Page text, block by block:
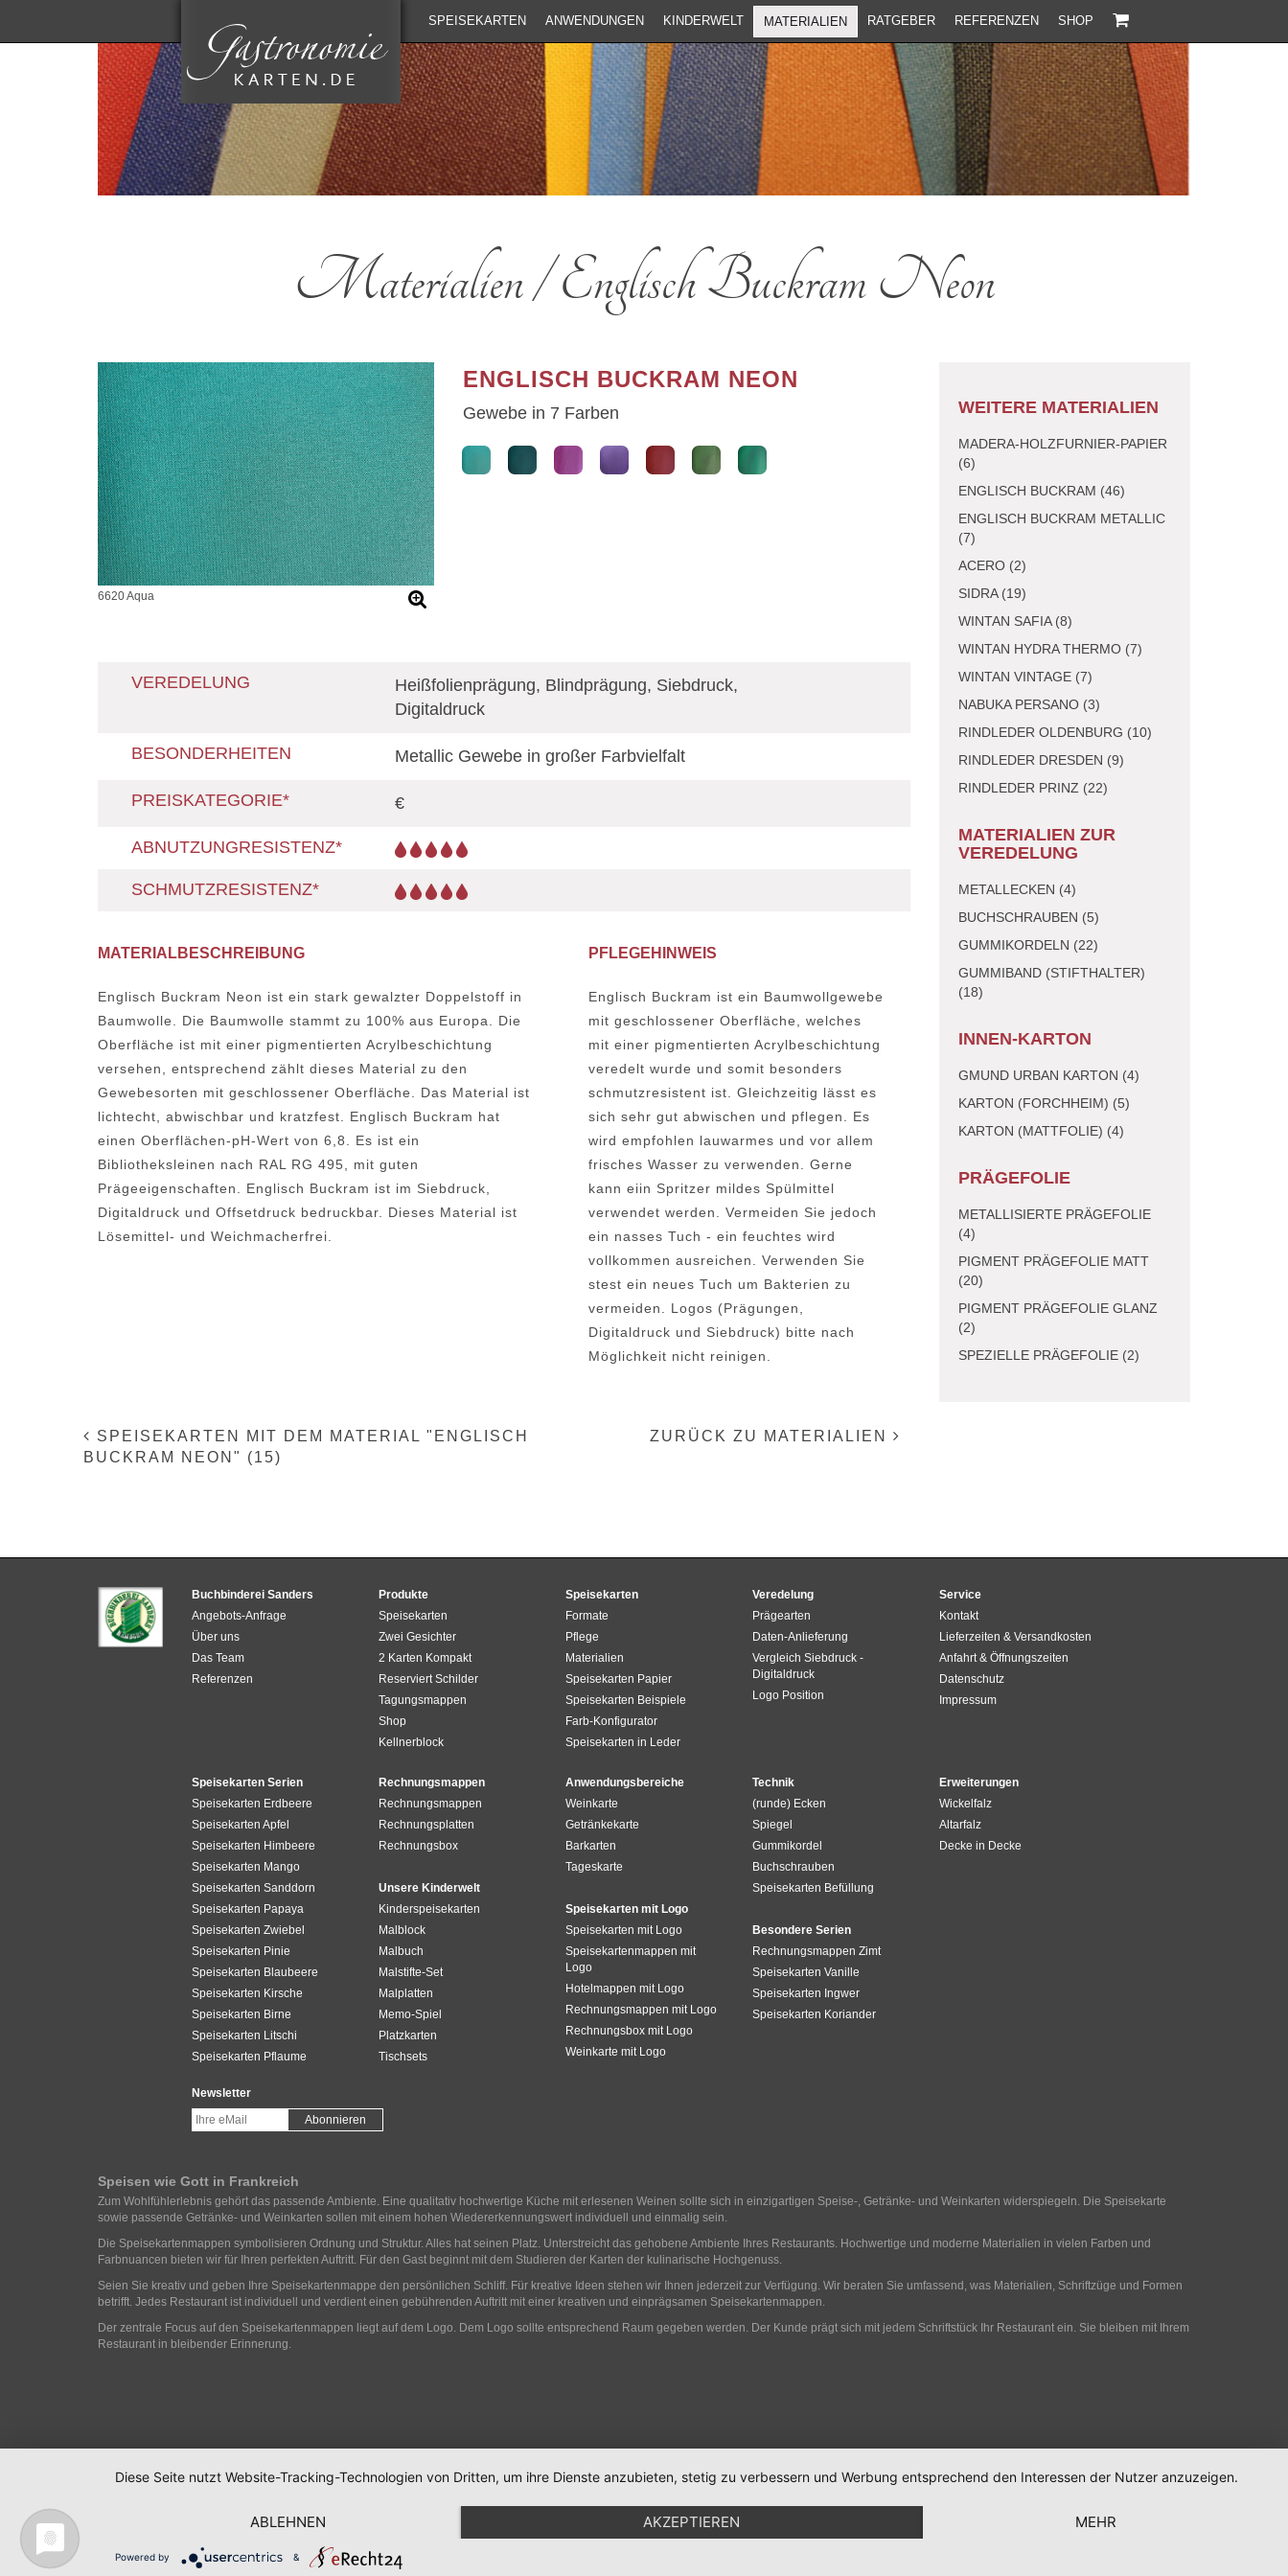
SPEISEKARTEN ANWENDUNGEN KINDERWELT MATERIALIEN RATGEBER REFERENZEN SHOP
Materialien / Englisch Buckram Neon
6620 Aqua
ENGLISCH BUCKRAM NEON
Gewebe in 7 Farben
VEREDELUNG
Heißfolienprägung, Blindprägung, Siebdruck,
Digitaldruck
BESONDERHEITEN Metallic Gewebe in großer Farbvielfalt
PREISKATEGORIE* €
ABNUTZUNGRESISTENZ*
SCHMUTZRESISTENZ*
MATERIALBESCHREIBUNG
Englisch Buckram Neon ist ein stark gewalzter Doppelstoff in
Baumwolle. Die Baumwolle stammt zu 100% aus Europa. Die
Oberfläche ist mit einer pigmentierten Acrylbeschichtung
versehen, entsprechend zählt dieses Material zu den
Gewebesorten mit geschlossener Oberfläche. Das Material ist
lichtecht, abwischbar und kratzfest. Englisch Buckram hat
einen Oberflächen-pH-Wert von 6,8. Es ist ein
Bibliotheksleinen nach RAL RG 495, mit guten
Prägeeigenschaften. Englisch Buckram ist im Siebdruck,
Digitaldruck und Offsetdruck bedruckbar. Dieses Material ist
Lösemittel- und Weichmacherfrei.
PFLEGEHINWEIS
Englisch Buckram ist ein Baumwollgewebe
mit geschlossener Oberfläche, welches
mit einer pigmentierten Acrylbeschichtung
veredelt wurde und somit besonders
schmutzresistent ist. Gleichzeitig lässt es
sich sehr gut abwischen und pflegen. Es
wird empfohlen lauwarmes und vor allem
frisches Wasser zu verwenden. Gerne
kann eiin Spritzer mildes Spülmittel
verwendet werden. Vermeiden Sie jedoch
ein nasses Tuch - ein feuchtes wird
vollkommen ausreichen. Verwenden Sie
stest ein neues Tuch um Bakterien zu
vermeiden. Logos (Prägungen,
Digitaldruck und Siebdruck) bitte nach
Möglichkeit nicht reinigen.
SPEISEKARTEN MIT DEM MATERIAL "ENGLISCH
BUCKRAM NEON" (15)
ZURÜCK ZU MATERIALIEN
WEITERE MATERIALIEN
MADERA-HOLZFURNIER-PAPIER
(6)
ENGLISCH BUCKRAM (46)
ENGLISCH BUCKRAM METALLIC
(7)
ACERO (2)
SIDRA (19)
WINTAN SAFIA (8)
WINTAN HYDRA THERMO (7)
WINTAN VINTAGE (7)
NABUKA PERSANO (3)
RINDLEDER OLDENBURG (10)
RINDLEDER DRESDEN (9)
RINDLEDER PRINZ (22)
MATERIALIEN ZUR
VEREDELUNG
METALLECKEN (4)
BUCHSCHRAUBEN (5)
GUMMIKORDELN (22)
GUMMIBAND (STIFTHALTER)
(18)
INNEN-KARTON
GMUND URBAN KARTON (4)
KARTON (FORCHHEIM) (5)
KARTON (MATTFOLIE) (4)
PRÄGEFOLIE
METALLISIERTE PRÄGEFOLIE
(4)
PIGMENT PRÄGEFOLIE MATT
(20)
PIGMENT PRÄGEFOLIE GLANZ
(2)
SPEZIELLE PRÄGEFOLIE (2)
Buchbinderei Sanders
Angebots-Anfrage
Über uns
Das Team
Referenzen
Produkte
Speisekarten
Zwei Gesichter
2 Karten Kompakt
Reserviert Schilder
Tagungsmappen
Shop
Kellnerblock
Speisekarten
Formate
Pflege
Materialien
Speisekarten Papier
Speisekarten Beispiele
Farb-Konfigurator
Speisekarten in Leder
Veredelung
Prägearten
Daten-Anlieferung
Vergleich Siebdruck -
Digitaldruck
Logo Position
Service
Kontakt
Lieferzeiten & Versandkosten
Anfahrt & Öffnungszeiten
Datenschutz
Impressum
Speisekarten Serien
Speisekarten Erdbeere
Speisekarten Apfel
Speisekarten Himbeere
Speisekarten Mango
Speisekarten Sanddorn
Speisekarten Papaya
Speisekarten Zwiebel
Speisekarten Pinie
Speisekarten Blaubeere
Speisekarten Kirsche
Speisekarten Birne
Speisekarten Litschi
Speisekarten Pflaume
Rechnungsmappen
Rechnungsmappen
Rechnungsplatten
Rechnungsbox
Unsere Kinderwelt
Kinderspeisekarten
Malblock
Malbuch
Malstifte-Set
Malplatten
Memo-Spiel
Platzkarten
Tischsets
Anwendungsbereiche
Weinkarte
Getränkekarte
Barkarten
Tageskarte
Speisekarten mit Logo
Speisekarten mit Logo
Speisekartenmappen mit
Logo
Hotelmappen mit Logo
Rechnungsmappen mit Logo
Rechnungsbox mit Logo
Weinkarte mit Logo
Technik
(runde) Ecken
Spiegel
Gummikordel
Buchschrauben
Speisekarten Befüllung
Besondere Serien
Rechnungsmappen Zimt
Speisekarten Vanille
Speisekarten Ingwer
Speisekarten Koriander
Erweiterungen
Wickelfalz
Altarfalz
Decke in Decke
Newsletter
Speisen wie Gott in Frankreich
Zum Wohlfühlerlebnis gehört das passende Ambiente. Eine qualitativ hochwertige Küche mit erlesenen Weinen sollte sich in einzigartigen Speise-, Getränke- und Weinkarten widerspiegeln. Die Speisekarte
sowie passende Getränke- und Weinkarten sollen mit einem hohen Wiedererkennungswert individuell und einmalig sein.
Die Speisekartenmappen symbolisieren Ordnung und Struktur. Alles hat seinen Platz. Unterstreicht das gehobene Ambiente Ihres Restaurants. Hochwertige und moderne Materialien in vielen Farben und
Farbnuancen bieten wir für Ihren perfekten Auftritt. Für den Gast beginnt mit dem Studieren der Karten der kulinarische Hochgenuss.
Seien Sie kreativ und geben Ihre Speisekartenmappe den persönlichen Schliff. Für kreative Ideen stehen wir Ihnen jederzeit zur Verfügung. Wir beraten Sie umfassend, was Materialien, Schriftzüge und Formen
betrifft. Jedes Restaurant ist individuell und verdient einen gebührenden Auftritt mit einer kreativen und einprägsamen Speisekartenmappen.
Der zentrale Focus auf den Speisekartenmappen liegt auf dem Logo. Dem Logo sollte entsprechend Raum gegeben werden. Der Kunde prägt sich mit jedem Schriftstück Ihr Restaurant ein. Sie bleiben mit Ihrem
Restaurant in bleibender Erinnerung.
Diese Seite nutzt Website-Tracking-Technologien von Dritten, um ihre Dienste anzubieten, stetig zu verbessern und Werbung entsprechend den Interessen der Nutzer anzuzeigen.
ABLEHNEN AKZEPTIEREN MEHR
Powered by &